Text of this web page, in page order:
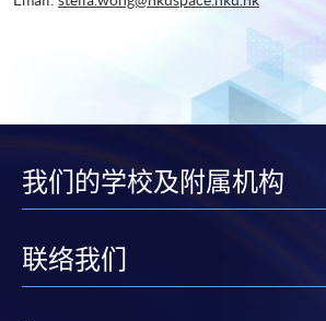
我们的学校及附属机构
联络我们